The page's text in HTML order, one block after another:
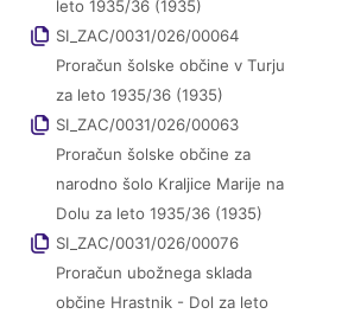
leto 1935/36 (1935)
SI_ZAC/0031/026/00064
Proračun šolske občine v Turju
za leto 1935/36 (1935)
SI_ZAC/0031/026/00063
Proračun šolske občine za
narodno šolo Kraljice Marije na
Dolu za leto 1935/36 (1935)
SI_ZAC/0031/026/00076
Proračun ubožnega sklada
občine Hrastnik - Dol za leto